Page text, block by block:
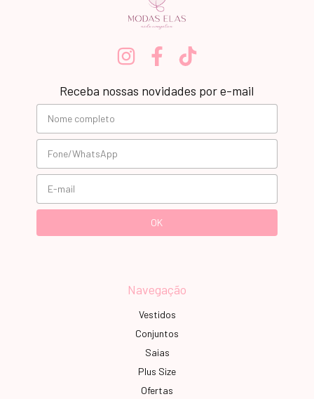
Receba nossas novidades por e-mail
Navegação
Vestidos
Conjuntos
Saias
Plus Size
Ofertas